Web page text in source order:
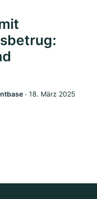
‧ 18. März 2025